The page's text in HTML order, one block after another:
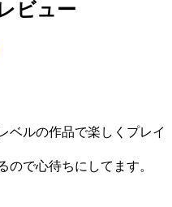
ビュー
ベルの作品で楽しくプレイ
ので心待ちにしてます。